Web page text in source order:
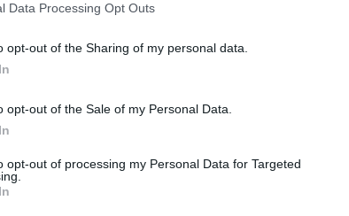
Data Processing Opt Outs
opt-out of the Sharing of my personal data.
opt-out of the Sale of my Personal Data.
opt-out of processing my Personal Data for Targeted
Γεν. Γραμματέας του Ινστιτούτου «Όμοιοι της
πατήστε εδώ.
τον κόσμο στοGoogleNews του Runnermagazine